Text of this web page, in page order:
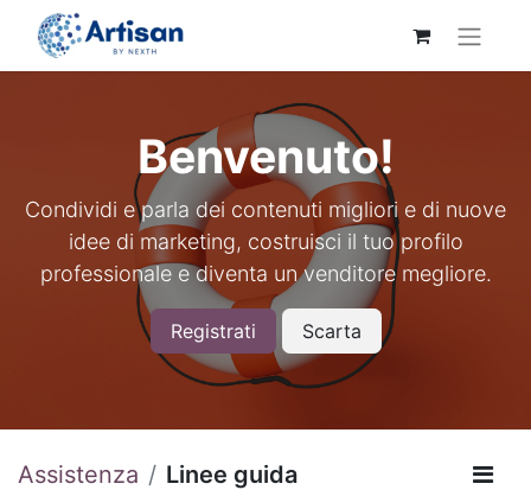
Benvenuto!
Condividi e parla dei contenuti migliori e di nuove
idee di marketing, costruisci il tuo profilo
professionale e diventa un venditore megliore.
Registrati Scarta
Assistenza Linee guida